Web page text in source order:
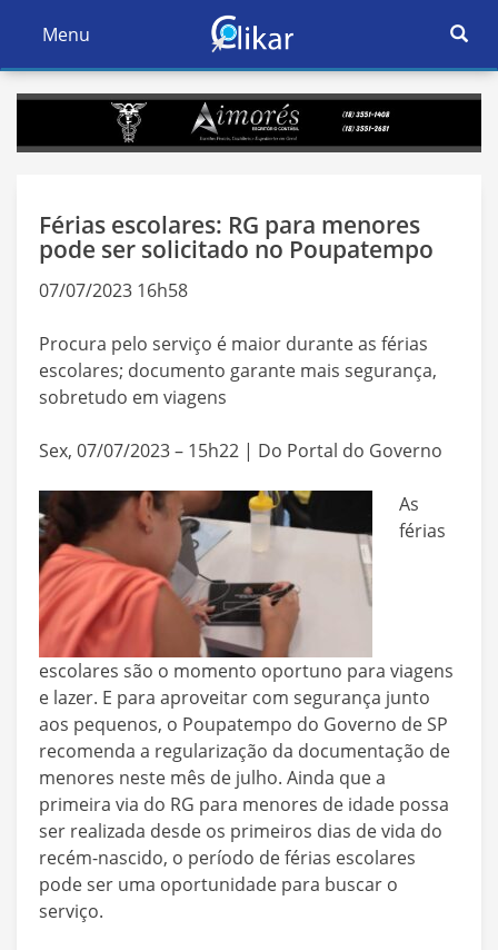
Ativar
Navegação
Menu
Ativar
Férias escolares: RG para menores
pode ser solicitado no Poupatempo
07/07/2023 16h58
Procura pelo serviço é maior durante as férias
escolares; documento garante mais segurança,
sobretudo em viagens
Sex, 07/07/2023 – 15h22 | Do Portal do Governo
As
férias
escolares são o momento oportuno para viagens
e lazer. E para aproveitar com segurança junto
aos pequenos, o Poupatempo do Governo de SP
recomenda a regularização da documentação de
menores neste mês de julho. Ainda que a
primeira via do RG para menores de idade possa
ser realizada desde os primeiros dias de vida do
recém-nascido, o período de férias escolares
pode ser uma oportunidade para buscar o
serviço.